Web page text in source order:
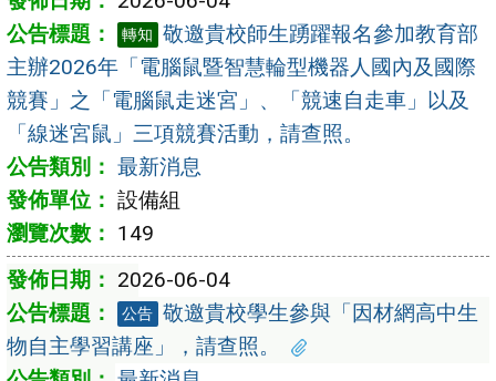
轉知 敬邀貴校師生踴躍報名參加教育部
主辦2026年「電腦鼠暨智慧輪型機器人國內及國際
競賽」之「電腦鼠走迷宮」、「競速自走車」以及
「線迷宮鼠」三項競賽活動，請查照。
最新消息
設備組
149
2026-06-04
公告 敬邀貴校學生參與「因材網高中生
物自主學習講座」，請查照。